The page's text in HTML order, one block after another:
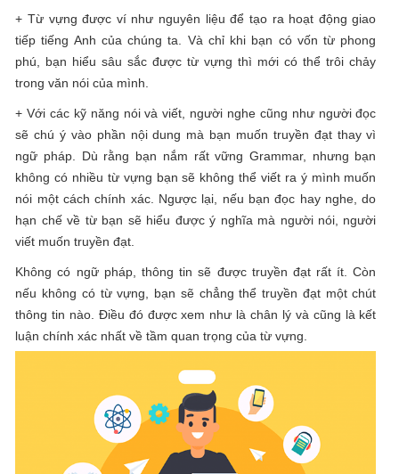
+ Từ vựng được ví như nguyên liệu để tạo ra hoạt động giao
tiếp tiếng Anh của chúng ta. Và chỉ khi bạn có vốn từ phong
phú, bạn hiểu sâu sắc được từ vựng thì mới có thể trôi chảy
trong văn nói của mình.
+ Với các kỹ năng nói và viết, người nghe cũng như người đọc
sẽ chú ý vào phần nội dung mà bạn muốn truyền đạt thay vì
ngữ pháp. Dù rằng bạn nắm rất vững Grammar, nhưng bạn
không có nhiều từ vựng bạn sẽ không thể viết ra ý mình muốn
nói một cách chính xác. Ngược lại, nếu bạn đọc hay nghe, do
hạn chế về từ bạn sẽ hiểu được ý nghĩa mà người nói, người
viết muốn truyền đạt.
Không có ngữ pháp, thông tin sẽ được truyền đạt rất ít. Còn
nếu không có từ vựng, bạn sẽ chẳng thể truyền đạt một chút
thông tin nào. Điều đó được xem như là chân lý và cũng là kết
luận chính xác nhất về tầm quan trọng của từ vựng.